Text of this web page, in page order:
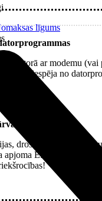
līgums
datorā ar modemu (vai
ir iespēja no
droši ņem līdzi arī
apjoma EEZ+ valstīs